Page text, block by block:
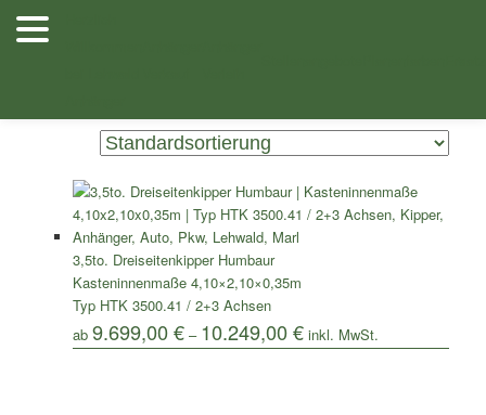
Zum
Inhalt
Zum
sekundären
Shop
3,5to. Dreiseitenkipper Humbaur
Kasteninnenmaße 4,10×2,10×0,35m
Typ HTK 3500.41 / 2+3 Achsen
ab 9.699,00€– 10.249,00€